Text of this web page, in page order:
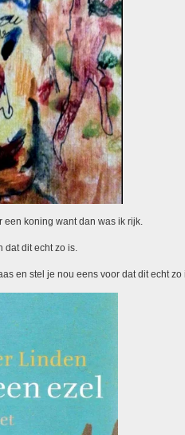
een koning want dan was ik rijk.
dat dit echt zo is.
en stel je nou eens voor dat dit echt zo